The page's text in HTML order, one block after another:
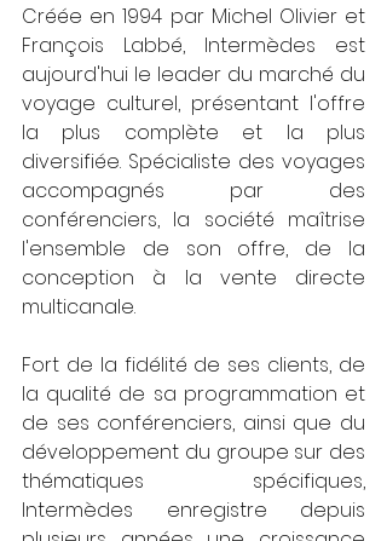
Créée en 1994 par Michel Olivier et
François Labbé, Intermèdes est
aujourd'hui le leader du marché du
voyage culturel, présentant l'offre
la plus complète et la plus
diversifiée. Spécialiste des voyages
accompagnés par des
conférenciers, la société maîtrise
l'ensemble de son offre, de la
conception à la vente directe
multicanale.
Fort de la fidélité de ses clients, de
la qualité de sa programmation et
de ses conférenciers, ainsi que du
développement du groupe sur des
thématiques spécifiques,
Intermèdes enregistre depuis